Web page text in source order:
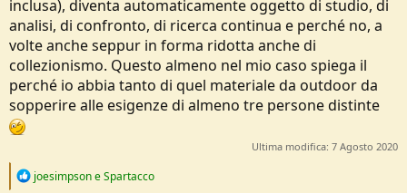
inclusa), diventa automaticamente oggetto di studio, di
analisi, di confronto, di ricerca continua e perché no, a
volte anche seppur in forma ridotta anche di
collezionismo. Questo almeno nel mio caso spiega il
perché io abbia tanto di quel materiale da outdoor da
sopperire alle esigenze di almeno tre persone distinte
Ultima modifica: 7 Agosto 2020
R
joesimpsoneSpartacco